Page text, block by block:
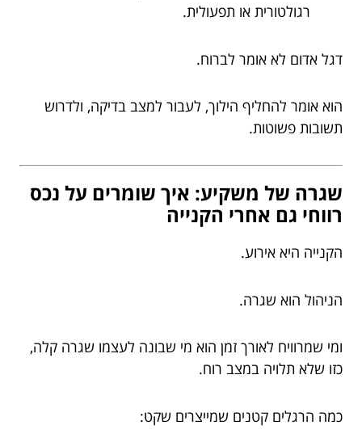
רגולטורית או תפעולית.
דגל אדום לא אומר לברוח.
הוא אומר להחליף הילוך, לעבור למצב בדיקה, ולדרוש
תשובות פשוטות.
שגרה של משקיע: איך שומרים על נכס
רווחי גם אחרי הקנייה
הקנייה היא אירוע.
הניהול הוא שגרה.
ומי שמרוויח לאורך זמן הוא מי שבונה לעצמו שגרה קלה,
כזו שלא תלויה במצב רוח.
כמה הרגלים קטנים שמייצרים שקט: